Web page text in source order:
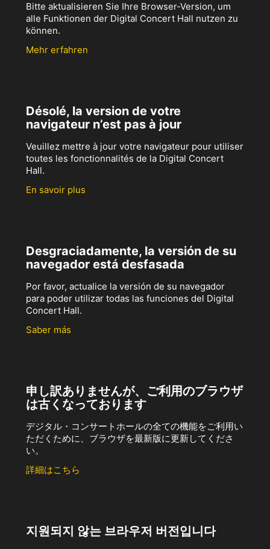
Bitte aktualisieren Sie Ihre Browser-Version, um
alle Funktionen der Digital Concert Hall nutzen zu
können.
Mehr erfahren
Désolé, la version de votre
navigateur n’est pas à jour
Veuillez mettre à jour votre navigateur pour utiliser
toutes les fonctionnalités de la Digital Concert
Hall.
En savoir plus
Desgraciadamente, la versión de su
navegador está desfasada
Por favor, actualice la versión de su navegador
para poder utilizar todas las funciones del Digital
Concert Hall.
Saber más
申し訳ありませんが、ご利用のブラウザ
は古くなっております
デジタル・コンサートホールの全ての機能をご利用い
ただくために、ブラウザを最新版に更新してくださ
い。
詳細はこちら
지원되지 않는 브라우저 버전입니다